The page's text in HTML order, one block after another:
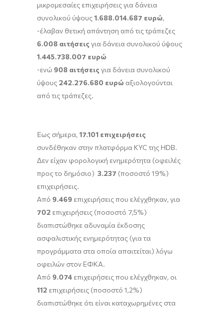
μικρομεσαίες επιχειρήσεις για δάνεια
συνολικού ύψους1.688.014.687 ευρώ,
-έλαβαν θετική απάντηση από τις τράπεζες
6.008 αιτήσεις για δάνεια συνολικού ύψους
1.445.738.007 ευρώ
-ενώ 908 αιτήσεις για δάνεια συνολικού
ύψους 242.276.680 ευρώ αξιολογούνται
από τις τράπεζες.
Έως σήμερα, 17.101 επιχειρήσεις
συνδέθηκαν στην πλατφόρμα KYC της HDB.
Δεν είχαν φορολογική ενημερότητα (οφειλές
προς το δημόσιο) 3.237 (ποσοστό 19%)
επιχειρήσεις.
Από 9.469 επιχειρήσεις που ελέγχθηκαν, για
702 επιχειρήσεις (ποσοστό 7,5%)
διαπιστώθηκε αδυναμία έκδοσης
ασφαλιστικής ενημερότητας (για τα
προγράμματα στα οποία απαιτείται) λόγω
οφειλών στον ΕΦΚΑ.
Από 9.074 επιχειρήσεις που ελέγχθηκαν, οι
112 επιχειρήσεις (ποσοστό 1,2%)
διαπιστώθηκε ότι είναι καταχωρημένες στα